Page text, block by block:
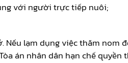
với người trực tiếp nuôi;
lạm dụng việc thăm nom
án nhân dân hạn chế quyền